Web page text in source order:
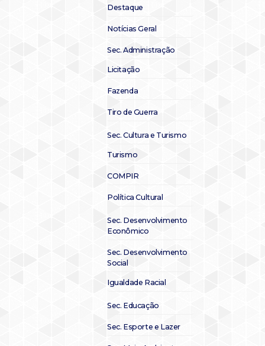
Destaque
Notícias Geral
Sec. Administração
Licitação
Fazenda
Tiro de Guerra
Sec. Cultura e Turismo
Turismo
COMPIR
Política Cultural
Sec. Desenvolvimento
Econômico
Sec. Desenvolvimento
Social
Igualdade Racial
Sec. Educação
Sec. Esporte e Lazer